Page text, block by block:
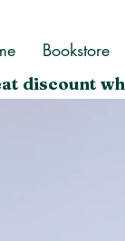
Bookstore
discount